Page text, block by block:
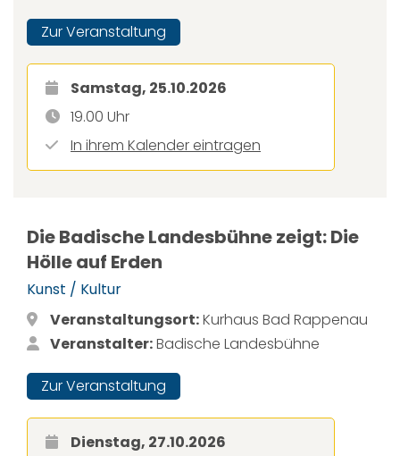
Zur Veranstaltung
Samstag, 25.10.2026
19.00 Uhr
In ihrem Kalender eintragen
Die Badische Landesbühne zeigt: Die
Hölle auf Erden
Kunst / Kultur
Veranstaltungsort:Kurhaus Bad Rappenau
Veranstalter:Badische Landesbühne
Zur Veranstaltung
Dienstag, 27.10.2026